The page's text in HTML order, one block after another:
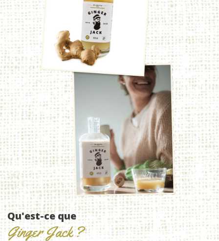
Qu'est-ce que
Ginger Jack ?